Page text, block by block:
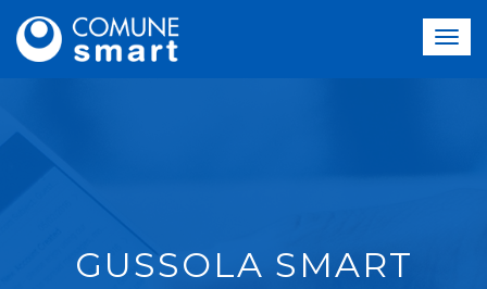
GUSSOLA SMART